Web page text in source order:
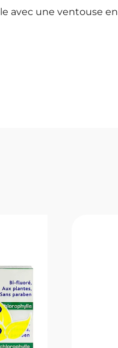
avec une ventouse en